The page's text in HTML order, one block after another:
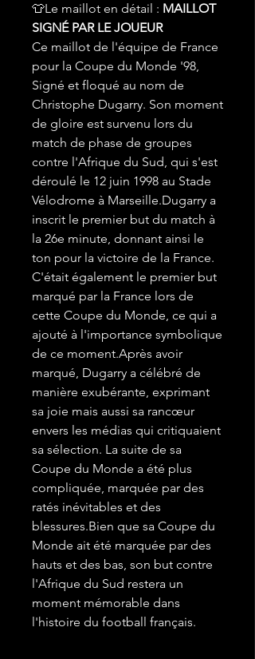
👕Le maillot en détail : MAILLOT
SIGNÉ PAR LE JOUEUR
Ce maillot de l'équipe de France
pour la Coupe du Monde '98,
Signé et floqué au nom de
Christophe Dugarry. Son moment
de gloire est survenu lors du
match de phase de groupes
contre l'Afrique du Sud, qui s'est
déroulé le 12 juin 1998 au Stade
Vélodrome à Marseille.Dugarry a
inscrit le premier but du match à
la 26e minute, donnant ainsi le
ton pour la victoire de la France.
C'était également le premier but
marqué par la France lors de
cette Coupe du Monde, ce qui a
ajouté à l'importance symbolique
de ce moment.Après avoir
marqué, Dugarry a célébré de
manière exubérante, exprimant
sa joie mais aussi sa rancœur
envers les médias qui critiquaient
sa sélection. La suite de sa
Coupe du Monde a été plus
compliquée, marquée par des
ratés inévitables et des
blessures.Bien que sa Coupe du
Monde ait été marquée par des
hauts et des bas, son but contre
l'Afrique du Sud restera un
moment mémorable dans
l'histoire du football français.